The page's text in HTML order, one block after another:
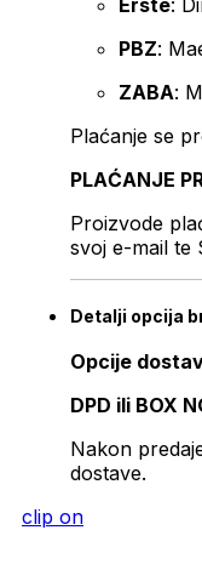
Erste:
PBZ:
ZABA:
Plaćanje se
PLAĆANJE
Proizvode
svoj e-mail te
Detalji opcija
Opcije
DPD ili BOX
Nakon
dostave.
clip on